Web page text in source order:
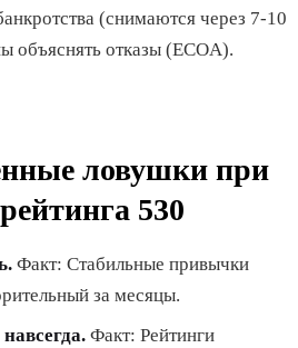
(снимаются через 7-10
объяснять отказы (ECOA).
ловушки при
530
Факт: Стабильные привычки
за месяцы.
Факт: Рейтинги